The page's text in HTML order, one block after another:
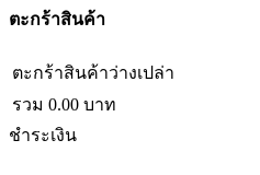
ตะกร้าสินค้า
ตะกร้าสินค้าว่างเปล่า
รวม 0.00 บาท
ชำระเงิน